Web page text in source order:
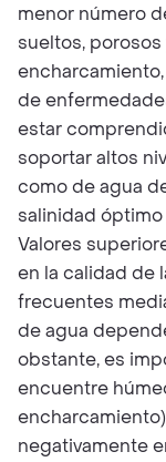
menor número
sueltos,
de
estar
soportar altos
como de agua
salinidad
Valores
en la calidad de
frecuentes
de agua
obstante, es
encuentre
negativamente